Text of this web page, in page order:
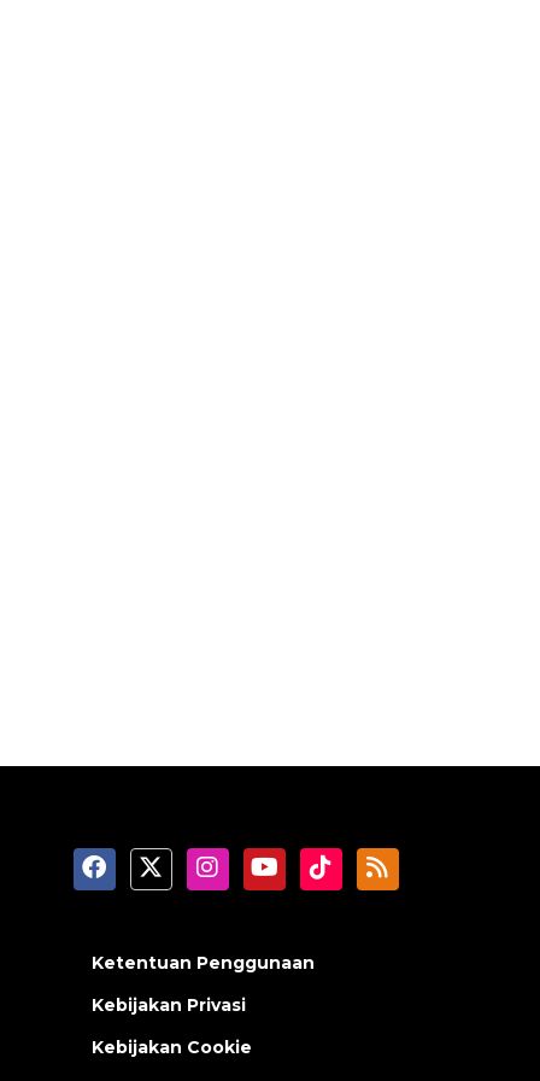
Ketentuan Penggunaan
Kebijakan Privasi
Kebijakan Cookie